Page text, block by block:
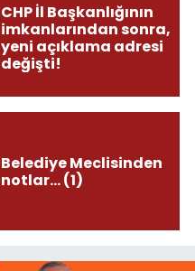
CHP İl Başkanlığının
imkanlarından sonra,
yeni açıklama adresi
değişti!
Belediye Meclisinden
notlar... (1)